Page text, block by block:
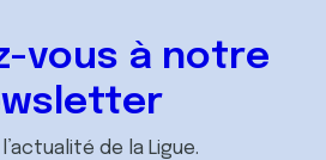
vous à notre
de la Ligue.